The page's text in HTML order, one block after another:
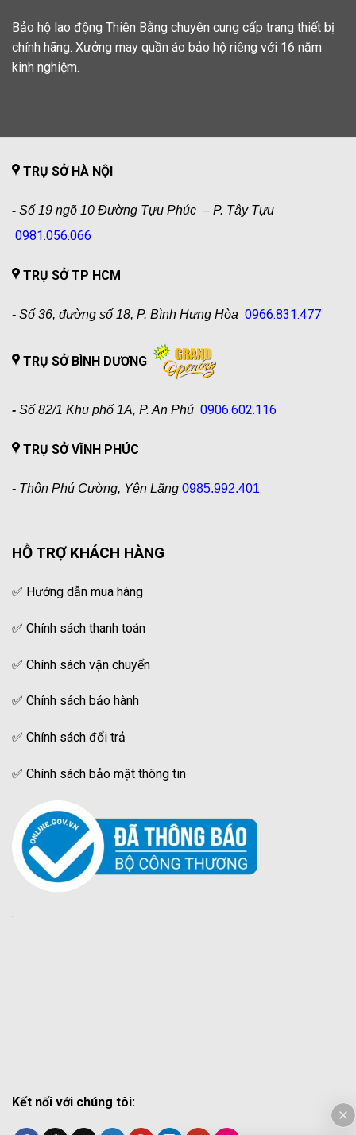
Bảo hộ lao động Thiên Bằng chuyên cung cấp trang thiết bị
chính hãng. Xưởng may quần áo bảo hộ riêng với 16 năm
kinh nghiệm.
TRỤ SỞ HÀ NỘI
- Số 19 ngõ 10 Đường Tựu Phúc – P. Tây Tựu
0981.056.066
TRỤ SỞ TP HCM
- Số 36, đường số 18, P. Bình Hưng Hòa 0966.831.477
TRỤ SỞ BÌNH DƯƠNG
- Số 82/1 Khu phố 1A, P. An Phú 0906.602.116
TRỤ SỞ VĨNH PHÚC
- Thôn Phú Cường, Yên Lãng 0985.992.401
HỖ TRỢ KHÁCH HÀNG
✅ Hướng dẫn mua hàng
✅ Chính sách thanh toán
✅ Chính sách vận chuyển
✅ Chính sách bảo hành
✅ Chính sách đổi trả
✅ Chính sách bảo mật thông tin
Kết nối với chúng tôi: